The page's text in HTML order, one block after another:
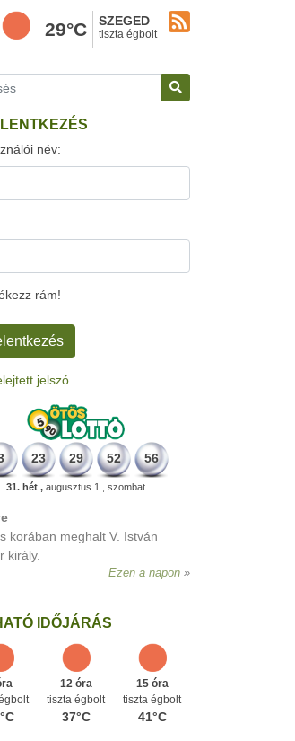
29°C SZEGED
tiszta égbolt
név:
rám!
jelszó
23 29 52 56
31. hét , augusztus 1., szombat
IDŐJÁRÁS
12 óra
tiszta égbolt
37°C
15 óra
tiszta égbolt
41°C